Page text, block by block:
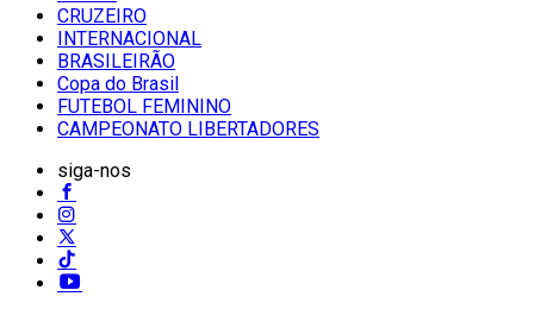
CRUZEIRO
INTERNACIONAL
BRASILEIRÃO
Copa do Brasil
FUTEBOL FEMININO
CAMPEONATO LIBERTADORES
siga-nos